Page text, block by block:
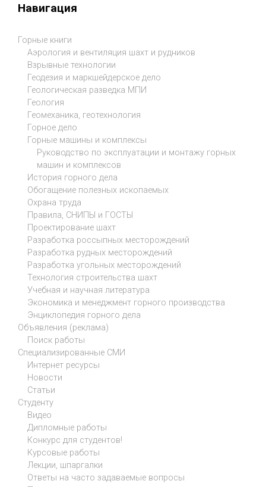
Навигация
Горные книги
Аэрология и вентиляция шахт и рудников
Взрывные технологии
Геодезия и маркшейдерское дело
Геологическая разведка МПИ
Геология
Геомеханика, геотехнология
Горное дело
Горные машины и комплексы
Руководство по эксплуатации и монтажу горных
машин и комплексов
История горного дела
Обогащение полезных ископаемых
Охрана труда
Правила, СНИПЫ и ГОСТЫ
Проектирование шахт
Разработка россыпных месторождений
Разработка рудных месторождений
Разработка угольных месторождений
Технология строительства шахт
Учебная и научная литература
Экономика и менеджмент горного производства
Энциклопедия горного дела
Объявления (реклама)
Поиск работы
Специализированные СМИ
Интернет ресурсы
Новости
Статьи
Студенту
Видео
Дипломные работы
Конкурс для студентов!
Курсовые работы
Лекции, шпаргалки
Ответы на часто задаваемые вопросы